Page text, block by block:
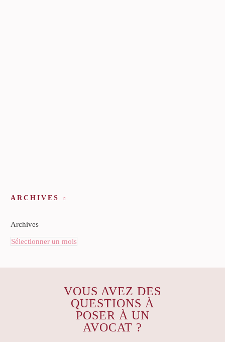
ARCHIVES
Archives
Sélectionner un mois
VOUS AVEZ DES
QUESTIONS À
POSER À UN
AVOCAT ?